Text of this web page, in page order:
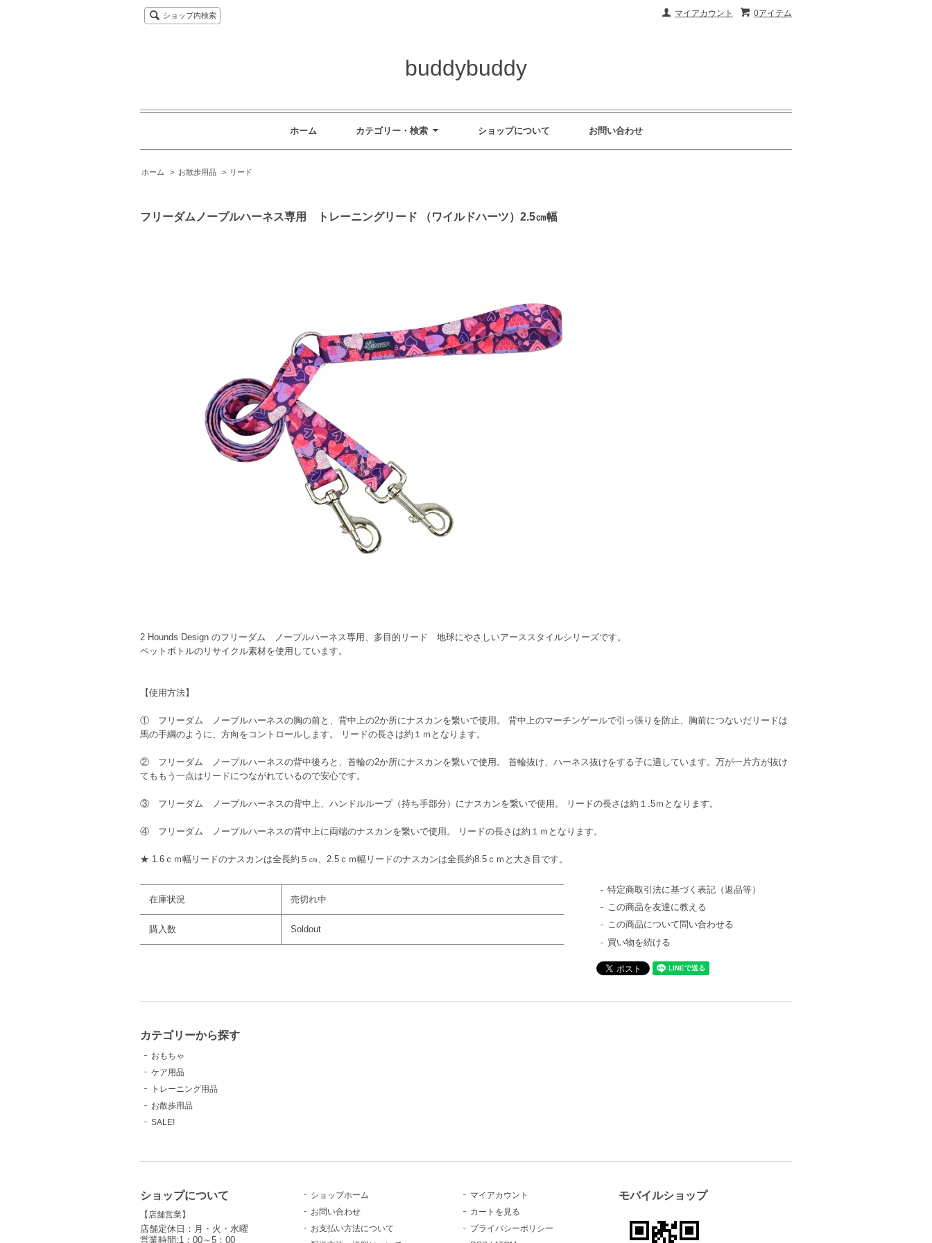
0アイテム
マイアカウント
ショップ内検索
buddybuddy
ホーム カテゴリー・検索 ショップについて お問い合わせ
ホーム > お散歩用品 > リード
フリーダムノープルハーネス専用 トレーニングリード （ワイルドハーツ）2.5㎝幅
2 Hounds Design のフリーダム ノープルハーネス専用、多目的リード 地球にやさしいアーススタイルシリーズです。
ペットボトルのリサイクル素材を使用しています。
【使用方法】
① フリーダム ノープルハーネスの胸の前と、背中上の2か所にナスカンを繋いで使用。 背中上のマーチンゲールで引っ張りを防止、胸前につないだリードは
馬の手綱のように、方向をコントロールします。 リードの長さは約１ｍとなります。
② フリーダム ノープルハーネスの背中後ろと、首輪の2か所にナスカンを繋いで使用。 首輪抜け、ハーネス抜けをする子に適しています。万が一片方が抜け
てももう一点はリードにつながれているので安心です。
③ フリーダム ノープルハーネスの背中上、ハンドルループ（持ち手部分）にナスカンを繋いで使用。 リードの長さは約１.5ｍとなります。
④ フリーダム ノープルハーネスの背中上に両端のナスカンを繋いで使用。 リードの長さは約１ｍとなります。
★ 1.6ｃｍ幅リードのナスカンは全長約５㎝、2.5ｃｍ幅リードのナスカンは全長約8.5ｃｍと大き目です。
在庫状況 売切れ中
購入数 Soldout
特定商取引法に基づく表記（返品等）
この商品を友達に教える
この商品について問い合わせる
買い物を続ける
カテゴリーから探す
おもちゃ
ケア用品
トレーニング用品
お散歩用品
SALE!
ショップについて
【店舗営業】
店舗定休日：月・火・水曜
営業時間:1：00～5：00
ショップホーム
お問い合わせ
お支払い方法について
マイアカウント
カートを見る
プライバシーポリシー
モバイルショップ